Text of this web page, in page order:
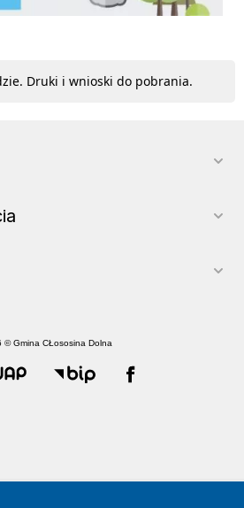
Druki i wnioski do pobrania.
© Gmina CŁososina Dolna